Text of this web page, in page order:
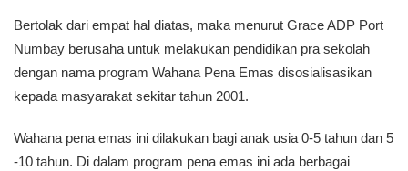
Bertolak dari empat hal diatas, maka menurut Grace ADP Port
Numbay berusaha untuk melakukan pendidikan pra sekolah
dengan nama program Wahana Pena Emas disosialisasikan
kepada masyarakat sekitar tahun 2001.
Wahana pena emas ini dilakukan bagi anak usia 0-5 tahun dan 5
-10 tahun. Di dalam program pena emas ini ada berbagai